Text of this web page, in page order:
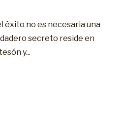
éxito no es necesaria una
secreto reside en
y...